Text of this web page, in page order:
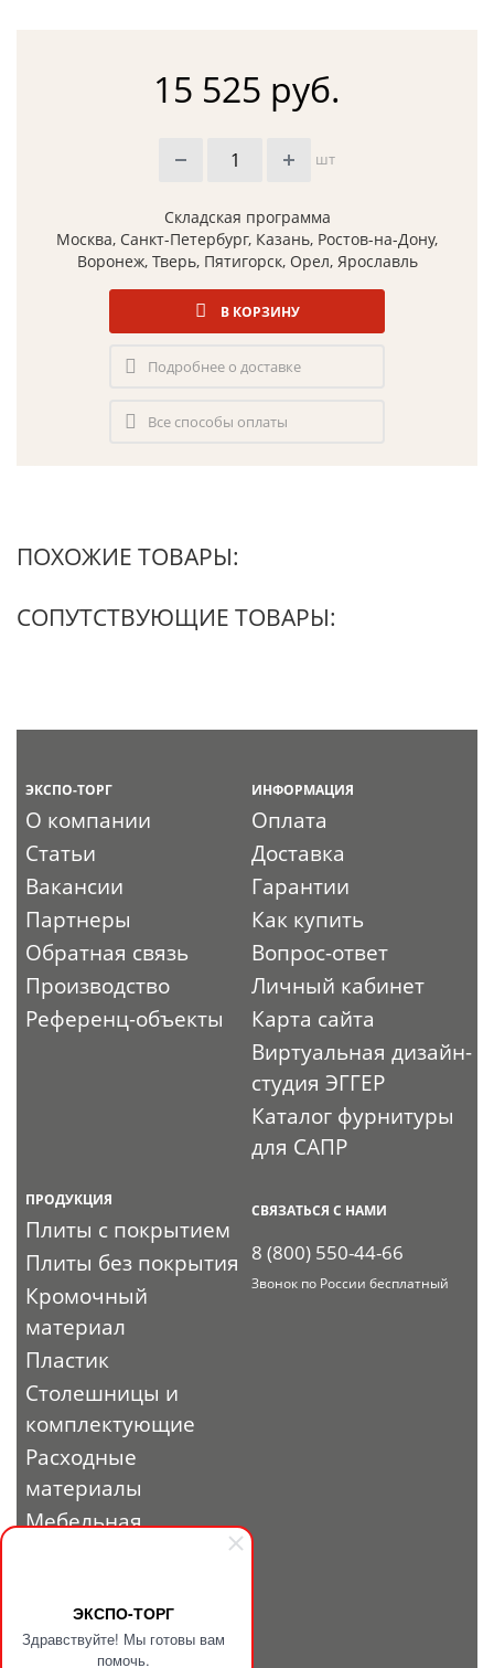
ЭКСПО-ТОРГ
Здравствуйте! Мы готовы вам
помочь.
15 525 руб.
шт
Складская программа
Москва, Санкт-Петербург, Казань, Ростов-на-Дону,
Воронеж, Тверь, Пятигорск, Орел, Ярославль
В КОРЗИНУ
Подробнее о доставке
Все способы оплаты
ПОХОЖИЕ ТОВАРЫ:
СОПУТСТВУЮЩИЕ ТОВАРЫ:
ЭКСПО-ТОРГ
О компании
Статьи
Вакансии
Партнеры
Обратная связь
Производство
Референц-объекты
ИНФОРМАЦИЯ
Оплата
Доставка
Гарантии
Как купить
Вопрос-ответ
Личный кабинет
Карта сайта
Виртуальная дизайн-
студия ЭГГЕР
Каталог фурнитуры
для САПР
ПРОДУКЦИЯ
Плиты с покрытием
Плиты без покрытия
Кромочный
материал
Пластик
Столешницы и
комплектующие
Расходные
материалы
Мебельная
профиль и
фурнитура
СВЯЗАТЬСЯ С НАМИ
8 (800) 550-44-66
Звонок по России бесплатный